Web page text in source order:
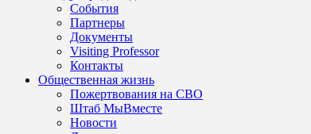
События
Партнеры
Документы
Visiting Professor
Контакты
Общественная жизнь
Пожертвования на СВО
Штаб МыВместе
Новости